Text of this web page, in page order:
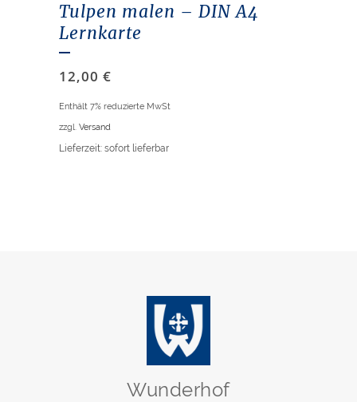
Tulpen malen – DIN A4
Lernkarte
12,00 €
Enthält 7% reduzierte MwSt
zzgl. Versand
Lieferzeit: sofort lieferbar
Wunderhof